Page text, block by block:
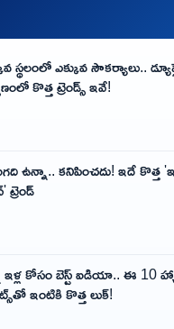
స్థలంలో ఎక్కువ సౌకర్యాలు..
కొత్త ట్రెండ్స్ ఇవే!
ఉన్నా.. కనిపించదు! ఇదే కొత్త
ట్రెండ్
ఇళ్ల కోసం బెస్ట్ ఐడియా.. ఈ 10
ఇంటికి కొత్త లుక్!